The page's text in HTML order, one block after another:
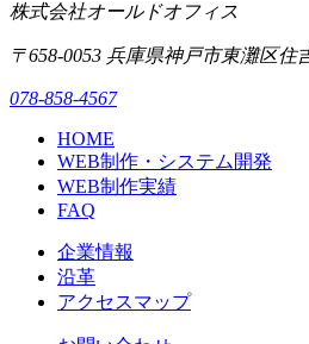
株式会社オールドオフィス
〒658-0053 兵庫県神戸市東灘区住
078-858-4567
HOME
WEB制作・システム開発
WEB制作実績
FAQ
企業情報
沿革
アクセスマップ